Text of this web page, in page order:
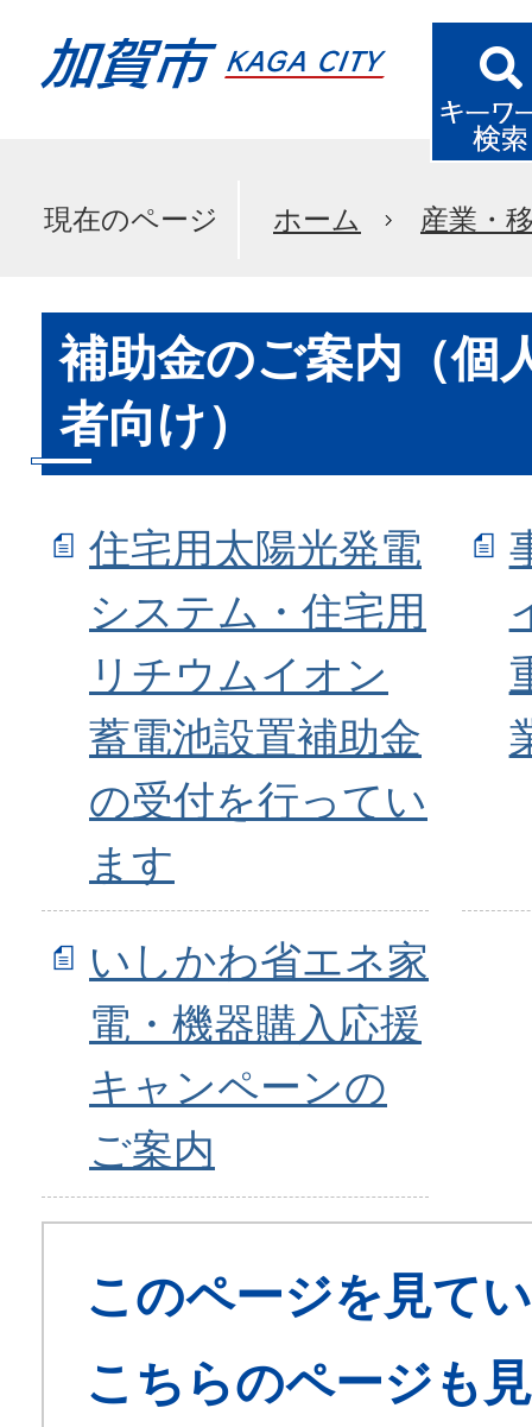
現在のページ ホーム 産業・
補助金のご案内（個
者向け）
住宅用太陽光発電
システム・住宅用
リチウムイオン
蓄電池設置補助金
の受付を行ってい
ます
いしかわ省エネ家
電・機器購入応援
キャンペーンの
ご案内
このページを見て
こちらのページも